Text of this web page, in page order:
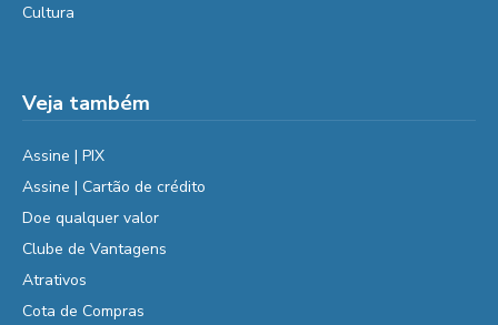
Cultura
Veja também
Assine | PIX
Assine | Cartão de crédito
Doe qualquer valor
Clube de Vantagens
Atrativos
Cota de Compras